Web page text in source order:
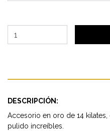
DESCRIPCIÓN:
Accesorio en oro de 14
pulido increíbles.